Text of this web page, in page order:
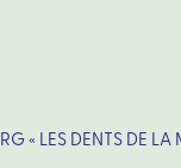
« LES DENTS DE LA